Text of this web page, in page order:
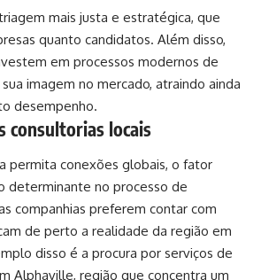
mais justa e estratégica, que
quanto candidatos. Além disso,
em processos modernos de
imagem no mercado, atraindo ainda
desempenho.
consultorias locais
permita conexões globais, o fator
determinante no processo de
companhias preferem contar com
de perto a realidade da região em
disso é a procura por serviços de
Alphaville, região que concentra um